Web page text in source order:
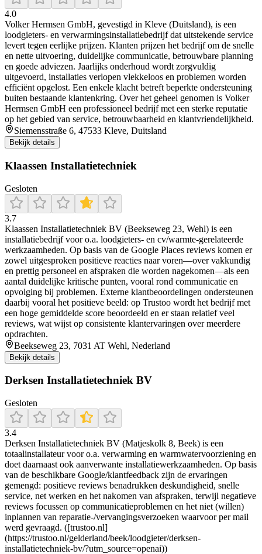
4.0
Volker Hermsen GmbH, gevestigd in Kleve (Duitsland), is een
loodgieters- en verwarmingsinstallatiebedrijf dat uitstekende service
levert tegen eerlijke prijzen. Klanten prijzen het bedrijf om de snelle
en nette uitvoering, duidelijke communicatie, betrouwbare planning
en goede adviezen. Jaarlijks onderhoud wordt zorgvuldig
uitgevoerd, installaties verlopen vlekkeloos en problemen worden
efficiënt opgelost. Een enkele klacht betreft beperkte ondersteuning
buiten bestaande klantenkring. Over het geheel genomen is Volker
Hermsen GmbH een professioneel bedrijf met een sterke reputatie
op het gebied van service, betrouwbaarheid en klantvriendelijkheid.
Siemensstraße 6, 47533 Kleve, Duitsland
Bekijk details
Klaassen Installatietechniek
Gesloten
3.7
Klaassen Installatietechniek BV (Beekseweg 23, Wehl) is een
installatiebedrijf voor o.a. loodgieters- en cv/warmte-gerelateerde
werkzaamheden. Op basis van de Google Places reviews komen er
zowel uitgesproken positieve reacties naar voren—over vakkundig
en prettig personeel en afspraken die worden nagekomen—als een
aantal duidelijke kritische punten, vooral rond communicatie en
opvolging bij problemen. Externe klantbeoordelingen ondersteunen
daarbij vooral het positieve beeld: op Trustoo wordt het bedrijf met
een hoge gemiddelde score beoordeeld en er staan relatief veel
reviews, wat wijst op consistente klantervaringen over meerdere
opdrachten.
Beekseweg 23, 7031 AT Wehl, Nederland
Bekijk details
Derksen Installatietechniek BV
Gesloten
3.4
Derksen Installatietechniek BV (Matjeskolk 8, Beek) is een
totaalinstallateur voor o.a. verwarming en warmwatervoorziening en
doet daarnaast ook aanverwante installatiewerkzaamheden. Op basis
van de beschikbare Google/klantfeedback zijn de ervaringen
gemengd: positieve reviews benadrukken deskundigheid, snelle
service, net werken en het nakomen van afspraken, terwijl negatieve
reviews focussen op communicatieproblemen en het niet (willen)
inplannen van reparatie-/vervangingsverzoeken waarvoor per mail
werd gevraagd. ([trustoo.nl]
(https://trustoo.nl/gelderland/beek/loodgieter/derksen-
installatietechniek-bv/?utm_source=openai))